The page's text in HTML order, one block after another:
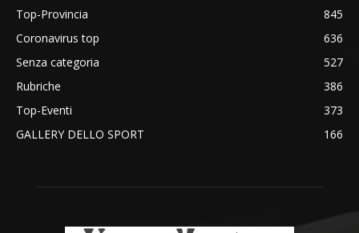
Top-Provincia
845
Coronavirus top
636
Senza categoria
527
Rubriche
386
Top-Eventi
373
GALLERY DELLO SPORT
166